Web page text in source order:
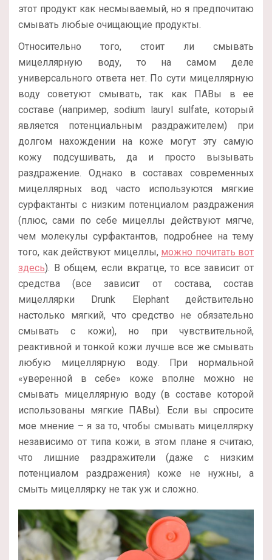
этот продукт как несмываемый, но я предпочитаю
смывать любые очищающие продукты.
Относительно того, стоит ли смывать
мицеллярную воду, то на самом деле
универсального ответа нет. По сути мицеллярную
воду советуют смывать, так как ПАВы в ее
составе (например, sodium lauryl sulfate, который
является потенциальным раздражителем) при
долгом нахождении на коже могут эту самую
кожу подсушивать, да и просто вызывать
раздражение. Однако в составах современных
мицеллярных вод часто используются мягкие
сурфактанты с низким потенциалом раздражения
(плюс, сами по себе мицеллы действуют мягче,
чем молекулы сурфактантов, подробнее на тему
того, как действуют мицеллы, можно почитать вот
здесь). В общем, если вкратце, то все зависит от
средства (все зависит от состава, состав
мицеллярки Drunk Elephant действительно
настолько мягкий, что средство не обязательно
смывать с кожи), но при чувствительной,
реактивной и тонкой кожи лучше все же смывать
любую мицеллярную воду. При нормальной
«уверенной в себе» коже вполне можно не
смывать мицеллярную воду (в составе которой
использованы мягкие ПАВы). Если вы спросите
мое мнение – я за то, чтобы смывать мицеллярку
независимо от типа кожи, в этом плане я считаю,
что лишние раздражители (даже с низким
потенциалом раздражения) коже не нужны, а
смыть мицеллярку не так уж и сложно.